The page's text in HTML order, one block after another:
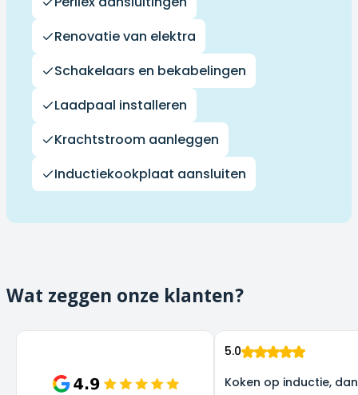
Renovatie van elektra
Schakelaars en bekabelingen
Laadpaal installeren
Krachtstroom aanleggen
Inductiekookplaat aansluiten
Wat zeggen onze klanten?
5.0
Koken op inductie,